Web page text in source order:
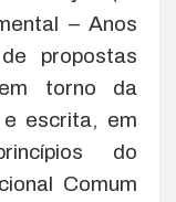
– Anos
propostas
torno da
e escrita, em
do
Comum